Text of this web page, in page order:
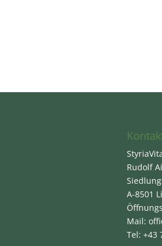
Rudolf
A-8501
Mail:
Tel: +43